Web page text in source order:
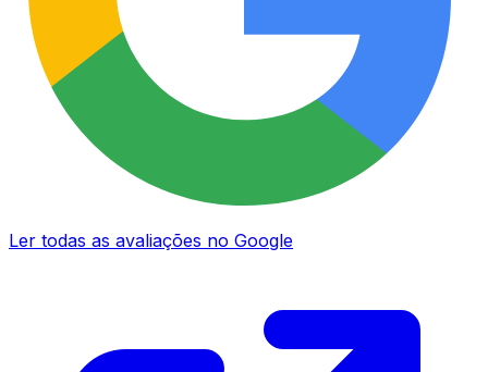
Ler todas as avaliações no Google